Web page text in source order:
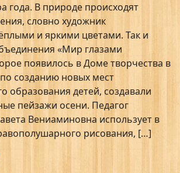
года. В природе происходят
словно художник
и яркими цветами. Так и
«Мир глазами
появилось в Доме творчества в
созданию новых мест
образования детей, создавали
пейзажи осени. Педагог
Вениаминовна использует в
рисования, […]